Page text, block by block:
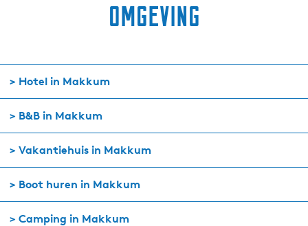
omgeving
> Hotel in Makkum
> B&B in Makkum
> Vakantiehuis in Makkum
> Boot huren in Makkum
> Camping in Makkum